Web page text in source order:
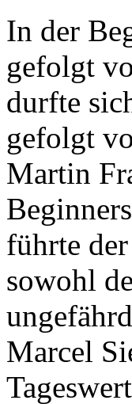
In der
gefolgt
durfte
gefolgt
Martin
führte
sowohl
Marcel